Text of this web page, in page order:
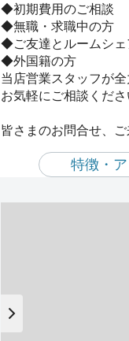
◆初期費用のご相談
◆無職・求職中の方
◆ご友達とルームシェ
◆外国籍の方
当店営業スタッフが
お気軽にご相談くださ
皆さまのお問合せ、
特徴・